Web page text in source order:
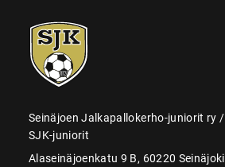
SJK-
juniorit
Seinäjoen Jalkapallokerho-juniorit ry /
SJK-juniorit
Alaseinäjoenkatu 9 B, 60220 Seinäjoki